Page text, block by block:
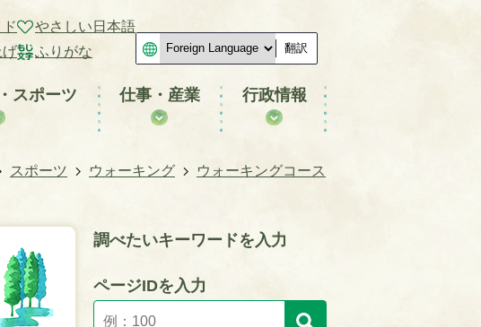
げ
やさしい日本語
ふりがな
翻訳
スポーツ 仕事・産業 行政情報
スポーツ ウォーキング
ウォーキングコース
調べたいキーワードを入力
ページIDを入力